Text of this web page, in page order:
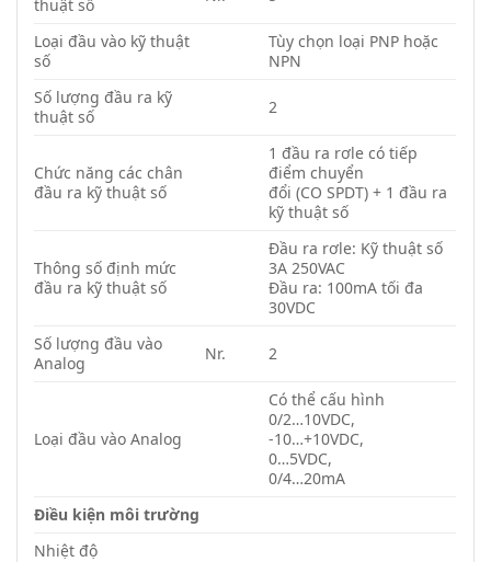
thuật số
Loại đầu vào kỹ thuật
số
Tùy chọn loại PNP hoặc
NPN
Số lượng đầu ra kỹ
thuật số
2
Chức năng các chân
đầu ra kỹ thuật số
1 đầu ra rơle có tiếp
điểm chuyển
đổi (CO SPDT) + 1 đầu ra
kỹ thuật số
Thông số định mức
đầu ra kỹ thuật số
Đầu ra rơle: Kỹ thuật số
3A 250VAC
Đầu ra: 100mA tối đa
30VDC
Số lượng đầu vào
Analog
Nr. 2
Loại đầu vào Analog
Có thể cấu hình
0/2…10VDC,
-10…+10VDC,
0…5VDC,
0/4…20mA
Điều kiện môi trường
Nhiệt độ